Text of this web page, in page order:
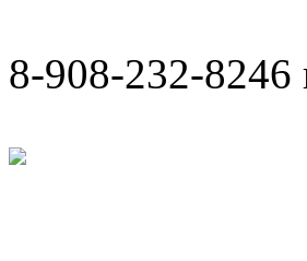
8-908-232-